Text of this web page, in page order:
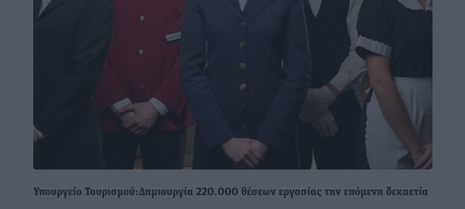
Υπουργείο Τουρισμoύ:Δημιουργία 220.000 θέσεων εργασίας την επόμενη δεκαετία